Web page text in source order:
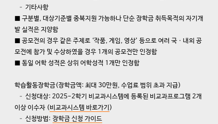
– 기타사항
■ 구분별, 대상기준별 중복지원 가능하나 단순 장학금 취득목적의 자기개
발 실적은 지양함
■ 공모전의 경우 같은 주제로 ‘작품, 게임, 영상’ 등으로 여러 국ㆍ내외 공
모전에 참가 및 수상하였을 경우 1 개의 공모전만 인정함
■ 동일 어학 성적은 상위 어학성적 1 개만 인정함
학습활동장학금(장학금액: 최대 30만원, 수업료 범위 초과 지급)
– 신청대상: 2025-2학기 비교과시스템에 등록된 비교과프로그램 2개
이상 이수자 (비교과시스템 바로가기 )
– 신청방법: 장학금 신청 가이드